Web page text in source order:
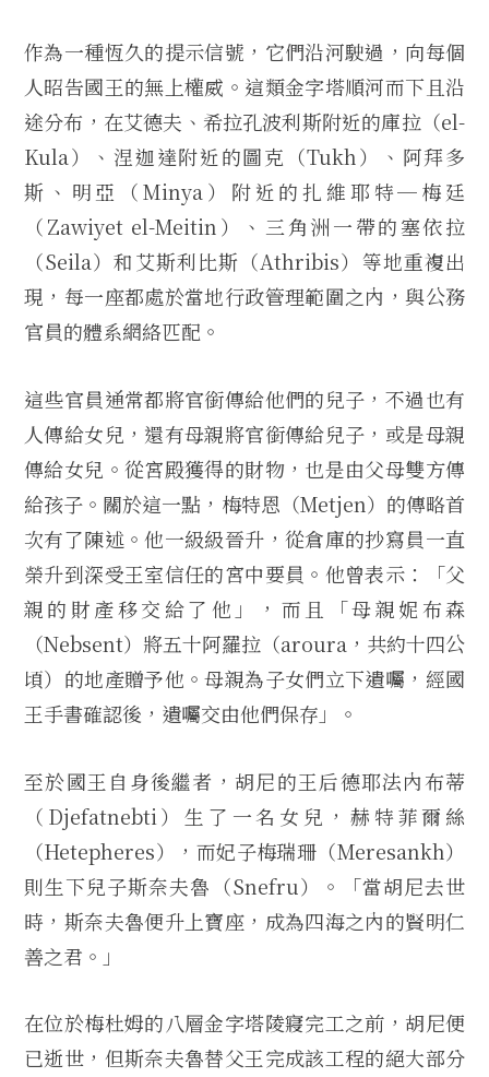
作為一種恆久的提示信號，它們沿河駛過，向每個
人昭告國王的無上權威。這類金字塔順河而下且沿
途分布，在艾德夫、希拉孔波利斯附近的庫拉（el-
Kula）、涅迦達附近的圖克（Tukh）、阿拜多
斯、明亞（Minya）附近的扎維耶特─梅廷
（Zawiyet el-Meitin）、三角洲一帶的塞依拉
（Seila）和艾斯利比斯（Athribis）等地重複出
現，每一座都處於當地行政管理範圍之內，與公務
官員的體系網絡匹配。
這些官員通常都將官銜傳給他們的兒子，不過也有
人傳給女兒，還有母親將官銜傳給兒子，或是母親
傳給女兒。從宮殿獲得的財物，也是由父母雙方傳
給孩子。關於這一點，梅特恩（Metjen）的傳略首
次有了陳述。他一級級晉升，從倉庫的抄寫員一直
榮升到深受王室信任的宮中要員。他曾表示：「父
親的財產移交給了他」，而且「母親妮布森
（Nebsent）將五十阿羅拉（aroura，共約十四公
頃）的地產贈予他。母親為子女們立下遺囑，經國
王手書確認後，遺囑交由他們保存」。
至於國王自身後繼者，胡尼的王后德耶法內布蒂
（Djefatnebti）生了一名女兒，赫特菲爾絲
（Hetepheres），而妃子梅瑞珊（Meresankh）
則生下兒子斯奈夫魯（Snefru）。「當胡尼去世
時，斯奈夫魯便升上寶座，成為四海之內的賢明仁
善之君。」
在位於梅杜姆的八層金字塔陵寢完工之前，胡尼便
已逝世，但斯奈夫魯替父王完成該工程的絕大部分